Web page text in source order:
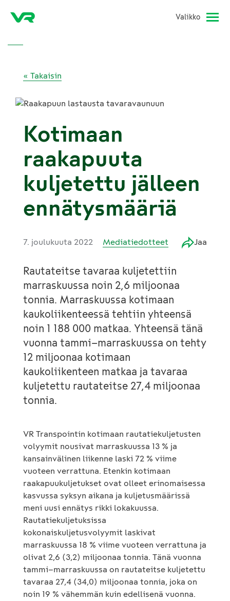
Valikko
« Takaisin
Kotimaan
raakapuuta
kuljetettu jälleen
ennätysmääriä
7. joulukuuta 2022 Mediatiedotteet Jaa
Rautateitse tavaraa kuljetettiin
marraskuussa noin 2,6 miljoonaa
tonnia. Marraskuussa kotimaan
kaukoliikenteessä tehtiin yhteensä
noin 1 188 000 matkaa. Yhteensä tänä
vuonna tammi–marraskuussa on tehty
12 miljoonaa kotimaan
kaukoliikenteen matkaa ja tavaraa
kuljetettu rautateitse 27,4 miljoonaa
tonnia.
VR Transpointin kotimaan rautatiekuljetusten
volyymit nousivat marraskuussa 13 % ja
kansainvälinen liikenne laski 72 % viime
vuoteen verrattuna. Etenkin kotimaan
raakapuukuljetukset ovat olleet erinomaisessa
kasvussa syksyn aikana ja kuljetusmäärissä
meni uusi ennätys rikki lokakuussa.
Rautatiekuljetuksissa
kokonaiskuljetusvolyymit laskivat
marraskuussa 18 % viime vuoteen verrattuna ja
olivat 2,6 (3,2) miljoonaa tonnia. Tänä vuonna
tammi–marraskuussa on rautateitse kuljetettu
tavaraa 27,4 (34,0) miljoonaa tonnia, joka on
noin 19 % vähemmän kuin edellisenä vuonna.